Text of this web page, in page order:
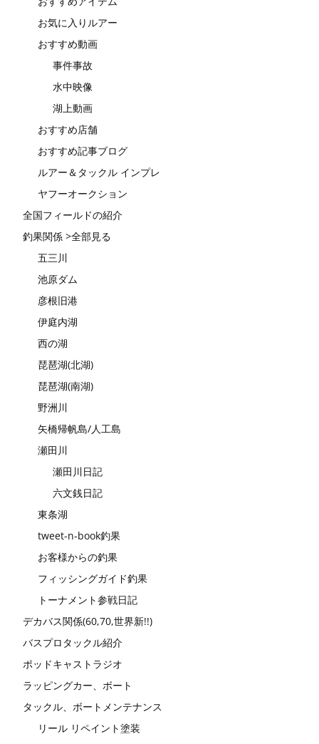
お気に入りルアー
おすすめ動画
事件事故
水中映像
湖上動画
おすすめ店舗
おすすめ記事ブログ
ルアー＆タックル インプレ
ヤフーオークション
全国フィールドの紹介
釣果関係 >全部見る
五三川
池原ダム
彦根旧港
伊庭内湖
西の湖
琵琶湖(北湖)
琵琶湖(南湖)
野洲川
矢橋帰帆島/人工島
瀬田川
瀬田川日記
六文銭日記
東条湖
tweet-n-book釣果
お客様からの釣果
フィッシングガイド釣果
トーナメント参戦日記
デカバス関係(60,70,世界新!!)
バスプロタックル紹介
ポッドキャストラジオ
ラッピングカー、ボート
タックル、ボートメンテナンス
リール リペイント塗装